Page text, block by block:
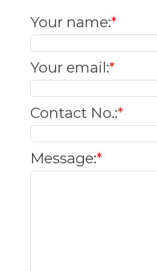
Your name:*
Your email:*
Contact No.:*
Message:*